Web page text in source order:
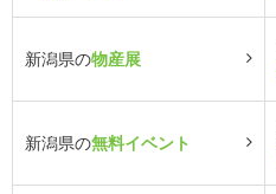
新潟県の物産展
新潟県の無料イベント